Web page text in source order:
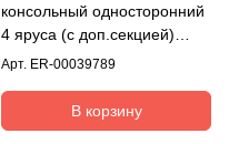
консольный односторонний
4 яруса (с доп.секцией)
комплект
Арт. ER-00039789
В корзину